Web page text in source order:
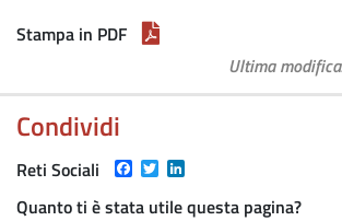
Stampa in PDF
Ultima modifica
Condividi
Reti Sociali Facebook
Twitter
Quanto ti è stata utile questa pagina?